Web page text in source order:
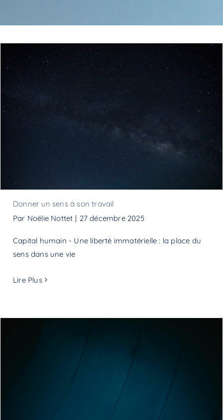
Donner un sens à son travail
Donner un sens à son travail
Par Noëlie Nottet | 27 décembre 2025
Capital humain - Une liberté immatérielle : la place du
sens dans une vie
Lire Plus